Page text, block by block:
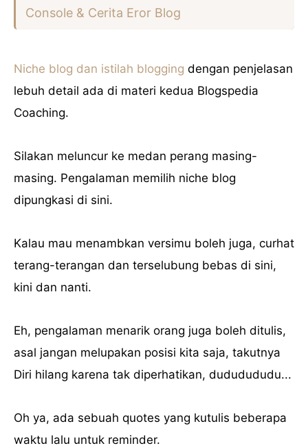
Console & Cerita Eror Blog
Niche blog dan istilah blogging dengan penjelasan
lebuh detail ada di materi kedua Blogspedia
Coaching.
Silakan meluncur ke medan perang masing-
masing. Pengalaman memilih niche blog
dipungkasi di sini.
Kalau mau menambkan versimu boleh juga, curhat
terang-terangan dan terselubung bebas di sini,
kini dan nanti.
Eh, pengalaman menarik orang juga boleh ditulis,
asal jangan melupakan posisi kita saja, takutnya
Diri hilang karena tak diperhatikan, dududududu...
Oh ya, ada sebuah quotes yang kutulis beberapa
waktu lalu untuk reminder.